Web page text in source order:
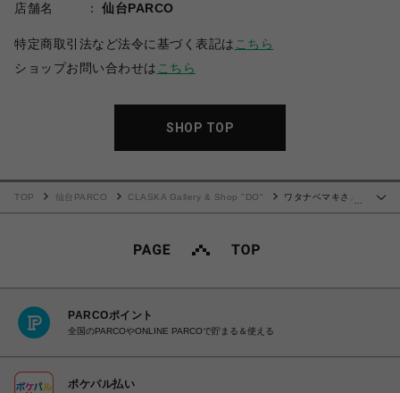
店舗名
仙台PARCO
特定商取引法など法令に基づく表記は こちら
ショップお問い合わせは こちら
SHOP TOP
…
TOP 仙台PARCO CLASKA Gallery & Shop "DO"
ワタナベマキさん
PARCOポイント
全国のPARCOやONLINE PARCOで貯まる＆使える
ポケパル払い